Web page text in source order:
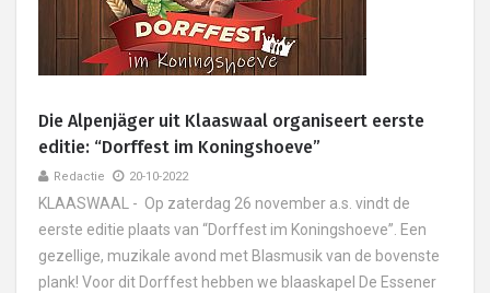
Die Alpenjäger uit Klaaswaal organiseert eerste
editie: “Dorffest im Koningshoeve”
Redactie 20-10-2022
KLAASWAAL - Op zaterdag 26 november a.s. vindt de
eerste editie plaats van “Dorffest im Koningshoeve”. Een
gezellige, muzikale avond met Blasmusik van de bovenste
plank! Voor dit Dorffest hebben we blaaskapel De Essener